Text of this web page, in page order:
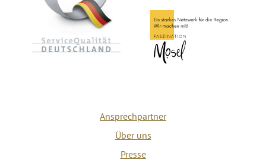
Ansprechpartner
Über uns
Presse